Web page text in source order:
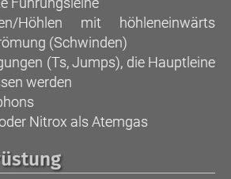
Höhlen mit höhleneinwärts
(Schwinden)
(Ts, Jumps), die Hauptleine
werden
Nitrox als Atemgas